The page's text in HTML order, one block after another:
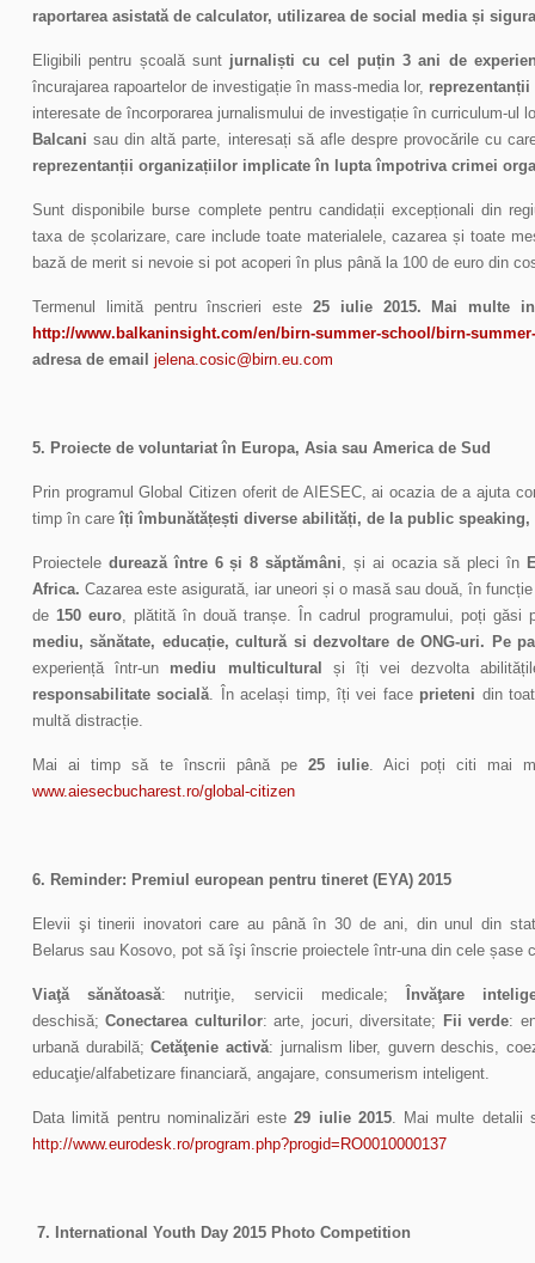
raportarea asistată de calculator, utilizarea de social media și
Eligibili pentru școală sunt jurnaliști cu cel puțin 3 ani de
încurajarea rapoartelor de investigație în mass-media lor,
interesate de încorporarea jurnalismului de investigație în curriculum-ul
Balcani sau din altă parte, interesați să afle despre provocările cu
reprezentanții organizațiilor implicate în lupta împotriva crimei
Sunt disponibile burse complete pentru candidații excepționali din
taxa de școlarizare, care include toate materialele, cazarea și toate
bază de merit si nevoie si pot acoperi în plus până la 100 de euro din
Termenul limită pentru înscrieri este 25 iulie 2015. Mai multe
http://www.balkaninsight.com/en/birn-summer-school/birn-
adresa de email jelena.cosic@birn.eu.com
5. Proiecte de voluntariat în Europa, Asia sau America de Sud
Prin programul Global Citizen oferit de AIESEC, ai ocazia de a ajuta
timp în careîți îmbunătățești diverse abilități, de la public speaking,
Proiectele durează între 6 și 8 săptămâni, și ai ocazia să pleci în
Africa. Cazarea este asigurată, iar uneori și o masă sau două, în
de150 euro, plătită în două tranșe. În cadrul programului, poți găsi
mediu, sănătate, educație, cultură si dezvoltare de ONG-uri. Pe
experiență într-un mediu multicultural
și îți vei dezvolta
responsabilitate socială. În același timp, îți vei face prieteni din
multă distracție.
Mai ai timp să te înscrii până pe25 iulie. Aici poți citi mai
www.aiesecbucharest.ro/global-citizen
6. Reminder: Premiul european pentru tineret (EYA) 2015
Elevii şi tinerii inovatori care au până în 30 de ani, din unul din
Belarus sau Kosovo, pot să îşi înscrie proiectele într-una din cele șase
Viaţă sănătoasă: nutriţie, servicii medicale;
Învăţare
deschisă;Conectarea culturilor: arte, jocuri, diversitate; Fii verde:
urbană durabilă;Cetăţenie activă: jurnalism liber, guvern deschis,
educaţie/alfabetizare financiară, angajare, consumerism inteligent.
Data limită pentru nominalizări este29 iulie 2015. Mai multe detalii
http://www.eurodesk.ro/program.php?progid=RO0010000137
7. International Youth Day 2015 Photo Competition